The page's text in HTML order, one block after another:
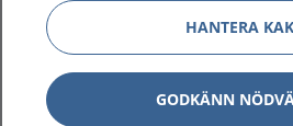
vårdärenden. Ring
sjukvårdsrådgivning dygnet
1177 ger dig råd när du vill må
HANTERA
GODKÄNN